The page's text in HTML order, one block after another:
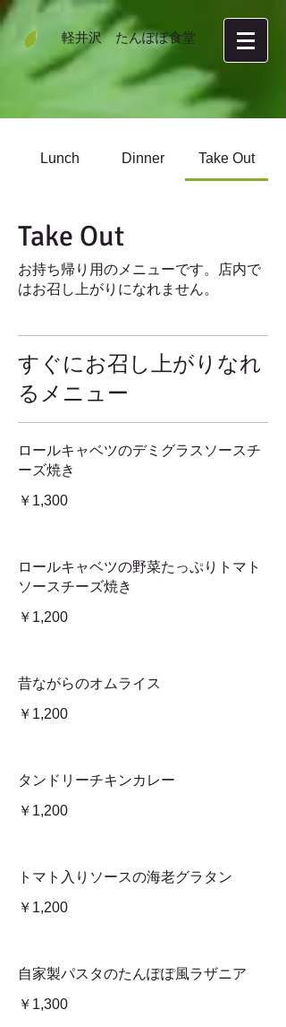
軽井沢 たんぽぽ食堂
Lunch Dinner Take Out
Take Out
お持ち帰り用のメニューです。店内で
はお召し上がりになれません。
すぐにお召し上がりなれ
るメニュー
ロールキャベツのデミグラスソースチ
ーズ焼き
￥1,300
ロールキャベツの野菜たっぷりトマト
ソースチーズ焼き
￥1,200
昔ながらのオムライス
￥1,200
タンドリーチキンカレー
￥1,200
トマト入りソースの海老グラタン
￥1,200
自家製パスタのたんぽぽ風ラザニア
￥1,300